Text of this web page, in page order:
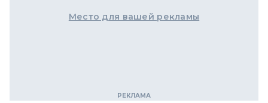
Место для вашей рекламы